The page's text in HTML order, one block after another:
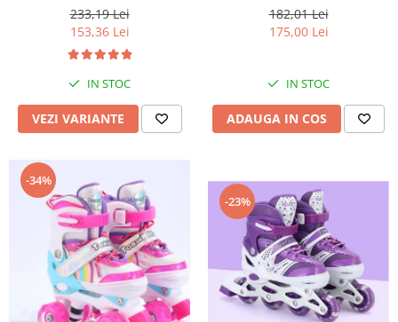
233,19 Lei
153,36 Lei
IN STOC
VEZI VARIANTE
Reglabil - Verde
182,01 Lei
175,00 Lei
IN STOC
ADAUGA IN COS
-34%
-23%